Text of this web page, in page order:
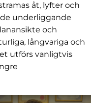
åt, lyfter och
underliggande
och
långvariga och
utförs vanligtvis